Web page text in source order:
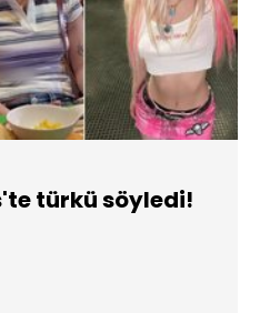
türkü söyledi!